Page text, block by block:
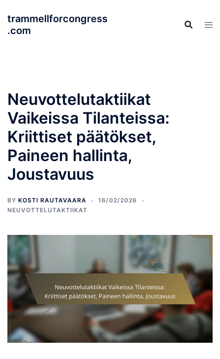
content
trammellforcongress
.com
Neuvottelutaktiikat
Vaikeissa Tilanteissa:
Kriittiset päätökset,
Paineen hallinta,
Joustavuus
BY KOSTI RAUTAVAARA
16/02/2026
NEUVOTTELUTAKTIIKAT